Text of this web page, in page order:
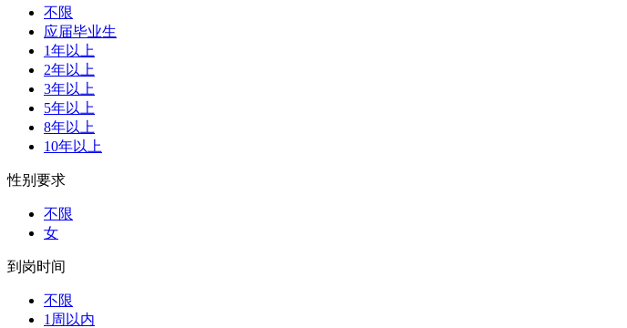
不限
应届毕业生
1年以上
2年以上
3年以上
5年以上
8年以上
10年以上
性别要求
不限
女
到岗时间
不限
1周以内